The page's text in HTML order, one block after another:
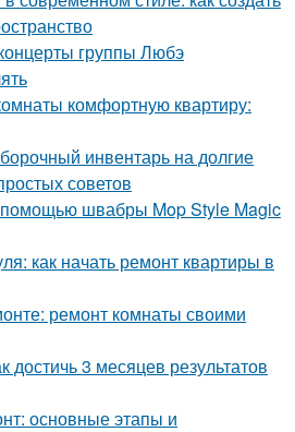
группы Любэ
комфортную квартиру:
инвентарь на долгие
советов
швабры Mop Style Magic
как начать ремонт квартиры в
ремонт комнаты своими
достичь 3 месяцев результатов
основные этапы и